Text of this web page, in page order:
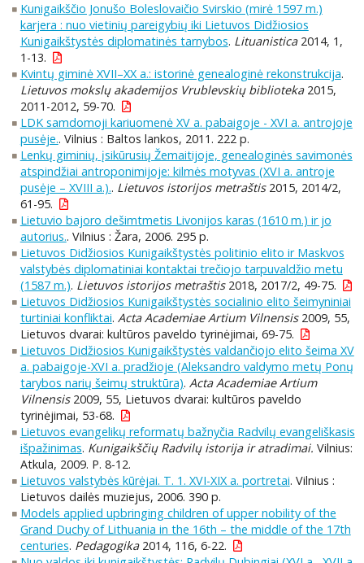
Kunigaikščio Jonušo Boleslovaičio Svirskio (mirė 1597 m.)
karjera : nuo vietinių pareigybių iki Lietuvos Didžiosios
Kunigaikštystės diplomatinės tarnybos. Lituanistica2014, 1,
1-13.
Kvintų giminė XVII–XX a.: istorinė genealoginė rekonstrukcija.
Lietuvos mokslų akademijos Vrublevskių biblioteka2015,
2011-2012, 59-70.
LDK samdomoji kariuomenė XV a. pabaigoje - XVI a. antrojoje
pusėje.. Vilnius : Baltos lankos, 2011. 222 p.
Lenkų giminių, įsikūrusių Žemaitijoje, genealoginės savimonės
atspindžiai antroponimijoje: kilmės motyvas (XVI a. antroje
pusėje – XVIII a.).. Lietuvos istorijos metraštis2015, 2014/2,
61-95.
Lietuvio bajoro dešimtmetis Livonijos karas (1610 m.) ir jo
autorius.. Vilnius : Žara, 2006. 295 p.
Lietuvos Didžiosios Kunigaikštystės politinio elito ir Maskvos
valstybės diplomatiniai kontaktai trečiojo tarpuvaldžio metu
(1587 m.). Lietuvos istorijos metraštis2018, 2017/2, 49-75.
Lietuvos Didžiosios Kunigaikštystės socialinio elito šeimyniniai
turtiniai konfliktai. Acta Academiae Artium Vilnensis2009, 55,
Lietuvos dvarai: kultūros paveldo tyrinėjimai, 69-75.
Lietuvos Didžiosios Kunigaikštystės valdančiojo elito šeima XV
a. pabaigoje-XVI a. pradžioje (Aleksandro valdymo metų Ponų
tarybos narių šeimų struktūra). Acta Academiae Artium
Vilnensis2009, 55, Lietuvos dvarai: kultūros paveldo
tyrinėjimai, 53-68.
Lietuvos evangelikų reformatų bažnyčia Radvilų evangeliškasis
išpažinimas. Kunigaikščių Radvilų istorija ir atradimai. Vilnius:
Atkula, 2009. P. 8-12.
Lietuvos valstybės kūrėjai. T. 1. XVI-XIX a. portretai. Vilnius :
Lietuvos dailės muziejus, 2006. 390 p.
Models applied upbringing children of upper nobility of the
Grand Duchy of Lithuania in the 16th – the middle of the 17th
centuries. Pedagogika2014, 116, 6-22.